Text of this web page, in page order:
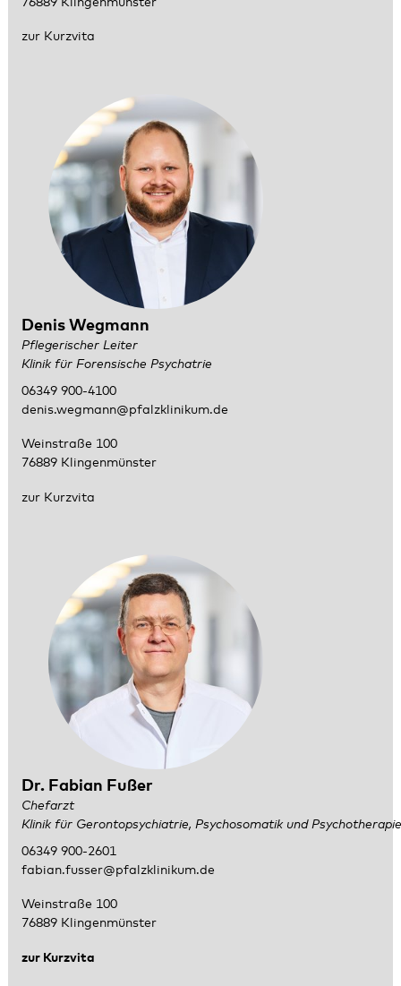
zur Kurzvita
Denis Wegmann
Pflegerischer Leiter
Klinik für Forensische Psychatrie
06349 900-4100
denis.wegmann@pfalzklinikum.de
Weinstraße 100
76889 Klingenmünster
zur Kurzvita
Dr. Fabian Fußer
Chefarzt
Klinik für Gerontopsychiatrie, Psychosomatik und Psychotherapie
06349 900-2601
fabian.fusser@pfalzklinikum.de
Weinstraße 100
76889 Klingenmünster
zur Kurzvita